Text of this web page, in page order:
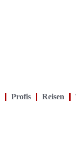
Profis Reisen